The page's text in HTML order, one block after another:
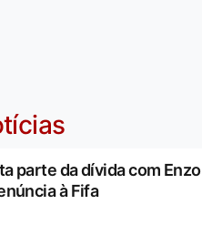
parte da dívida com Enzo
à Fifa